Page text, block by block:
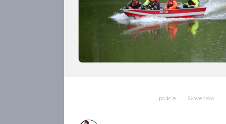
policie Slovensko